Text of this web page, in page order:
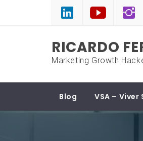
RICARDO
Marketing Growth
Blog VSA – Viver